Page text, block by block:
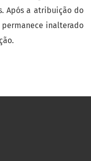
Após a atribuição do
permanece inalterado